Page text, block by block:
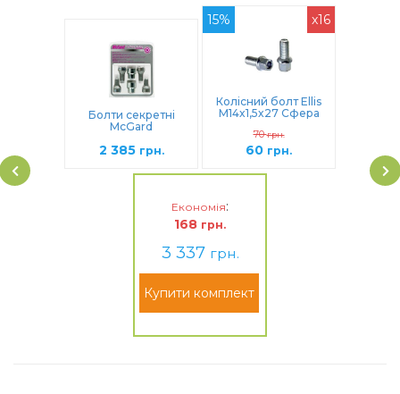
Болти секретні
McGard
Сфера (38018SL)
2 385 грн.
15%
Колісний болт Ellis
M14x1,5x27 Сфера
(B950)
70грн.
60 грн.
x16
Економія:
168 грн.
3 337 грн.
Купити комплект